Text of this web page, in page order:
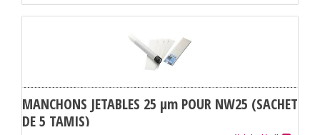
MANCHONS JETABLES 25 µm POUR NW25 (SACHET
DE 5 TAMIS)